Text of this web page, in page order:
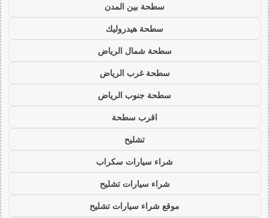
سطحة بين المدن
سطحة هيدروليك
سطحة شمال الرياض
سطحة غرب الرياض
سطحة جنوب الرياض
اقرب سطحة
تشليح
شراء سيارات سكراب
شراء سيارات تشليح
موقع شراء سيارات تشليح